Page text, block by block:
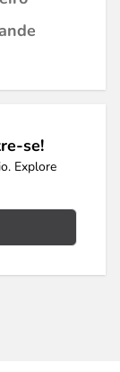
se!
Explore